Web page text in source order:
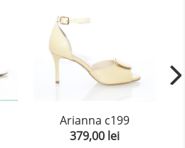
Arianna c199
Pret
379,00 lei